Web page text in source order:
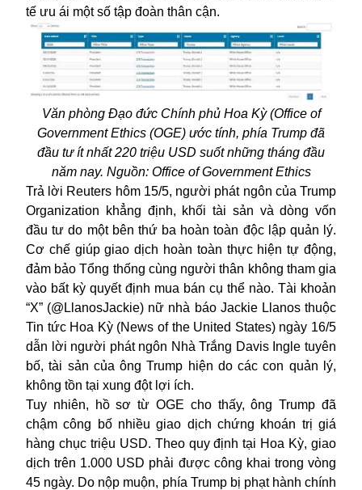
tế ưu ái một số tập đoàn thân cận.
Văn phòng Đạo đức Chính phủ Hoa Kỳ (Office of
Government Ethics (OGE) ước tính, phía Trump đã
đầu tư ít nhất 220 triệu USD suốt những tháng đầu
năm nay. Nguồn: Office of Government Ethics
Trả lời Reuters hôm 15/5, người phát ngôn của Trump
Organization khẳng định, khối tài sản và dòng vốn
đầu tư do một bên thứ ba hoàn toàn độc lập quản lý.
Cơ chế giúp giao dịch hoàn toàn thực hiện tự động,
đảm bảo Tổng thống cùng người thân không tham gia
vào bất kỳ quyết định mua bán cụ thể nào. Tài khoản
“X” (@LlanosJackie) nữ nhà báo Jackie Llanos thuộc
Tin tức Hoa Kỳ (News of the United States) ngày 16/5
dẫn lời người phát ngôn Nhà Trắng Davis Ingle tuyên
bố, tài sản của ông Trump hiện do các con quản lý,
không tồn tại xung đột lợi ích.
Tuy nhiên, hồ sơ từ OGE cho thấy, ông Trump đã
chậm công bố nhiều giao dịch chứng khoán trị giá
hàng chục triệu USD. Theo quy định tại Hoa Kỳ, giao
dịch trên 1.000 USD phải được công khai trong vòng
45 ngày. Do nộp muộn, phía Trump bị phạt hành chính